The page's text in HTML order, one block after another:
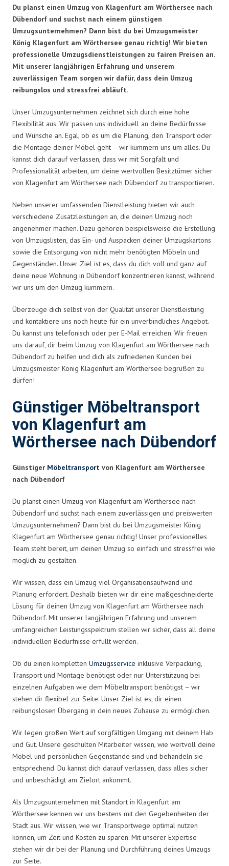
Du planst einen Umzug von Klagenfurt am Wörthersee nach
Dübendorf und suchst nach einem günstigen
Umzugsunternehmen? Dann bist du bei Umzugsmeister
König Klagenfurt am Wörthersee genau richtig! Wir bieten
professionelle Umzugsdienstleistungen zu fairen Preisen an.
Mit unserer langjährigen Erfahrung und unserem
zuverlässigen Team sorgen wir dafür, dass dein Umzug
reibungslos und stressfrei abläuft.
Unser Umzugsunternehmen zeichnet sich durch eine hohe
Flexibilität aus. Wir passen uns individuell an deine Bedürfnisse
und Wünsche an. Egal, ob es um die Planung, den Transport oder
die Montage deiner Möbel geht – wir kümmern uns um alles. Du
kannst dich darauf verlassen, dass wir mit Sorgfalt und
Professionalität arbeiten, um deine wertvollen Besitztümer sicher
von Klagenfurt am Wörthersee nach Dübendorf zu transportieren.
Neben unserer umfassenden Dienstleistung bieten wir auch
verschiedene Zusatzleistungen an, die deinen Umzug noch
angenehmer machen. Dazu gehören beispielsweise die Erstellung
von Umzugslisten, das Ein- und Auspacken deiner Umzugskartons
sowie die Entsorgung von nicht mehr benötigten Möbeln und
Gegenständen. Unser Ziel ist es, dass du dich voll und ganz auf
deine neue Wohnung in Dübendorf konzentrieren kannst, während
wir uns um den Umzug kümmern.
Überzeuge dich selbst von der Qualität unserer Dienstleistung
und kontaktiere uns noch heute für ein unverbindliches Angebot.
Du kannst uns telefonisch oder per E-Mail erreichen. Wir freuen
uns darauf, dir beim Umzug von Klagenfurt am Wörthersee nach
Dübendorf zu helfen und dich als zufriedenen Kunden bei
Umzugsmeister König Klagenfurt am Wörthersee begrüßen zu
dürfen!
Günstiger Möbeltransport
von Klagenfurt am
Wörthersee nach Dübendorf
Günstiger Möbeltransport von Klagenfurt am Wörthersee
nach Dübendorf
Du planst einen Umzug von Klagenfurt am Wörthersee nach
Dübendorf und suchst nach einem zuverlässigen und preiswerten
Umzugsunternehmen? Dann bist du bei Umzugsmeister König
Klagenfurt am Wörthersee genau richtig! Unser professionelles
Team steht bereit, um deinen Umzug so einfach und stressfrei wie
möglich zu gestalten.
Wir wissen, dass ein Umzug viel Organisationsaufwand und
Planung erfordert. Deshalb bieten wir dir eine maßgeschneiderte
Lösung für deinen Umzug von Klagenfurt am Wörthersee nach
Dübendorf. Mit unserer langjährigen Erfahrung und unserem
umfangreichen Leistungsspektrum stellen wir sicher, dass all deine
individuellen Bedürfnisse erfüllt werden.
Ob du einen kompletten Umzugsservice inklusive Verpackung,
Transport und Montage benötigst oder nur Unterstützung bei
einzelnen Aufgaben wie dem Möbeltransport benötigst – wir
stehen dir flexibel zur Seite. Unser Ziel ist es, dir einen
reibungslosen Übergang in dein neues Zuhause zu ermöglichen.
Wir legen großen Wert auf sorgfältigen Umgang mit deinem Hab
und Gut. Unsere geschulten Mitarbeiter wissen, wie wertvoll deine
Möbel und persönlichen Gegenstände sind und behandeln sie
entsprechend. Du kannst dich darauf verlassen, dass alles sicher
und unbeschädigt am Zielort ankommt.
Als Umzugsunternehmen mit Standort in Klagenfurt am
Wörthersee kennen wir uns bestens mit den Gegebenheiten der
Stadt aus. Wir wissen, wie wir Transportwege optimal nutzen
können, um Zeit und Kosten zu sparen. Mit unserer Expertise
stehen wir dir bei der Planung und Durchführung deines Umzugs
zur Seite.